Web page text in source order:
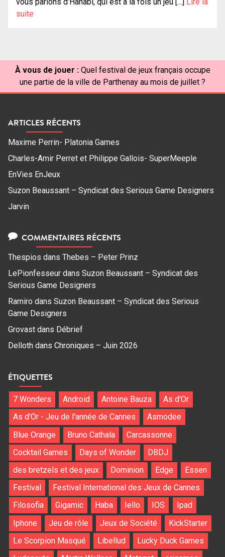
suite
À vous de jouer : Quel festival de jeux français occupe
une partie de la ville de Parthenay au mois de juillet ?
ARTICLES RÉCENTS
Maxime Perrin- Platonia Games
Charles-Amir Perret et Philippe Gallois- SuperMeeple
EnVies EnJeux
Suzon Beaussant – Syndicat des Serious Game Designers
Jarvin
COMMENTAIRES RÉCENTS
Thespios dans Thebes – Peter Prinz
LePionfesseur dans Suzon Beaussant – Syndicat des
Serious Game Designers
Ramiro dans Suzon Beaussant – Syndicat des Serious
Game Designers
Grovast dans Débrief
Delloth dans Chroniques – Juin 2026
ÉTIQUETTES
7 Wonders Android Antoine Bauza
As d'Or
As d'Or - Jeu de l'année de Cannes
Asmodee
Blue Orange
Bruno Cathala
Carcassonne
Cocktail Games
Days of Wonder
DBDJ
des bretzels et des jeux
Dominion Edge
Essen
Festival
Festival International des Jeux de Cannes
Filosofia
Gigamic Haba Iello IOS
Ipad
Iphone
Jeu de rôle Jeux de Société
KickStarter
Le Scorpion Masqué
Libellud
Lucky Duck Games